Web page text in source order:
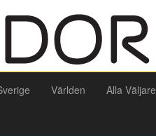
Världen Alla Väljare